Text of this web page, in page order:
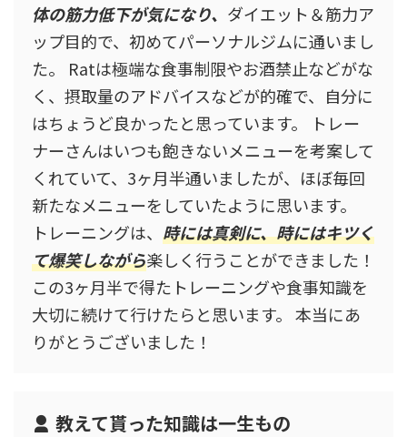
体の筋力低下が気になり、 ダイエット＆筋力ア
ップ目的で、初めてパーソナルジムに通いまし
た。 Ratは極端な食事制限やお酒禁止などがな
く、摂取量のアドバイスなどが的確で、自分に
はちょうど良かったと思っています。 トレー
ナーさんはいつも飽きないメニューを考案して
くれていて、3ヶ月半通いましたが、ほぼ毎回
新たなメニューをしていたように思います。
トレーニングは、 時には真剣に、時にはキツく
て爆笑しながら楽しく行うことができました！
この3ヶ月半で得たトレーニングや食事知識を
大切に続けて行けたらと思います。 本当にあ
りがとうございました！
教えて貰った知識は一生もの